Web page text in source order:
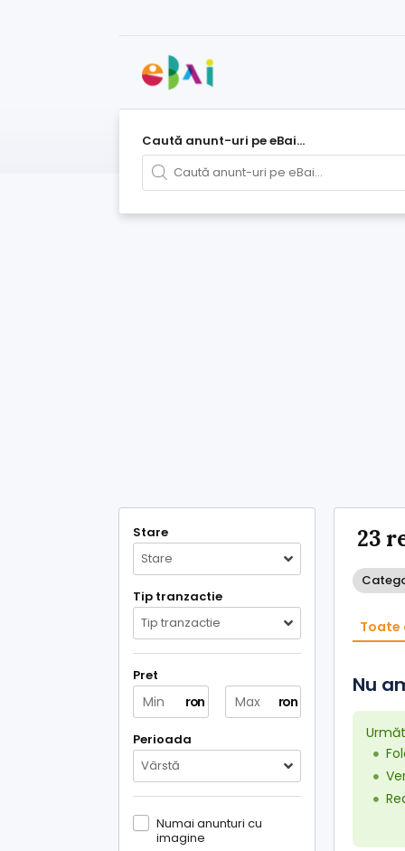
Caută anunt-uri pe eBai...
Stare
Stare
Tip tranzactie
Tip tranzactie
Pret
ron ron
Perioada
Vârstă
Numai anunturi cu
imagine
23
Toate
Nu